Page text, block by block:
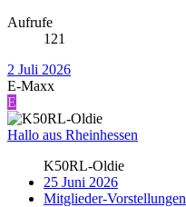
Aufrufe
121
2 Juli 2026
E-Maxx
E
Hallo aus Rheinhessen
K50RL-Oldie
25 Juni 2026
Mitglieder-Vorstellungen